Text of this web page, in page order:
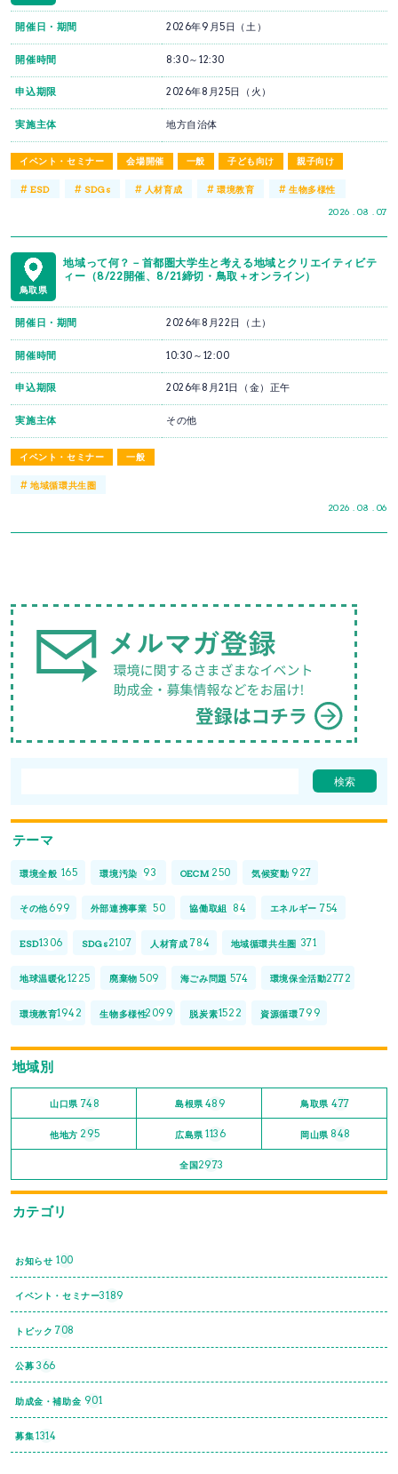
イベント・セミナー 会場開催 一般 子ども向け 親子向け
2026 . 08 . 07
開催日・期間 2026年9月5日（土）
開催時間 8:30～12:30
申込期限 2026年8月25日（火）
実施主体 地方自治体
#ESD # SDGs # 人材育成 # 環境教育 #生物多様性
鳥取県
地域って何？－首都圏大学生と考える地域とクリエイティビテ
ィー（8/22開催、8/21締切・鳥取＋オンライン）
イベント・セミナー 一般
2026 . 08 . 06
開催日・期間 2026年8月22日（土）
開催時間 10:30～12:00
申込期限 2026年8月21日（金）正午
実施主体 その他
#地域循環共生圏
テーマ
環境全般 165 環境汚染 93 OECM 250 気候変動 927
その他699 外部連携事業 50 協働取組 84 エネルギー 754
ESD1306 SDGs2107 人材育成 784 地域循環共生圏 371
地球温暖化1225 廃棄物 509 海ごみ問題 574 環境保全活動2772
環境教育1942 生物多様性2099 脱炭素1522 資源循環 799
地域別
山口県 748 島根県 489 鳥取県 477
他地方 295 広島県 1136 岡山県 848
全国2973
カテゴリ
お知らせ 100
イベント・セミナー3189
トピック 708
公募 366
助成金・補助金 901
募集1314